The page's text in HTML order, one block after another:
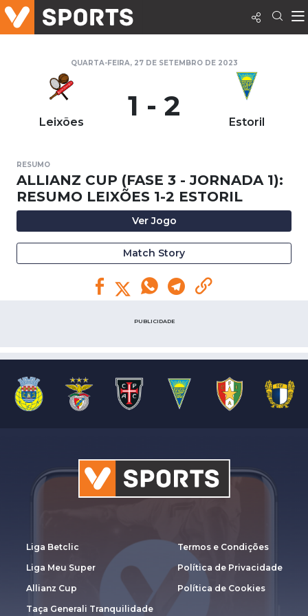
QUARTA-FEIRA, 27 DE SETEMBRO DE 2023
Leixões 1 - 2 Estoril
RESUMO
ALLIANZ CUP (FASE 3 - JORNADA 1):
RESUMO LEIXÕES 1-2 ESTORIL
Ver Jogo
Match Story
PUBLICIDADE
Liga Betclic
Liga Meu Super
Allianz Cup
Taça Generali Tranquilidade
Termos e Condições
Política de Privacidade
Política de Cookies